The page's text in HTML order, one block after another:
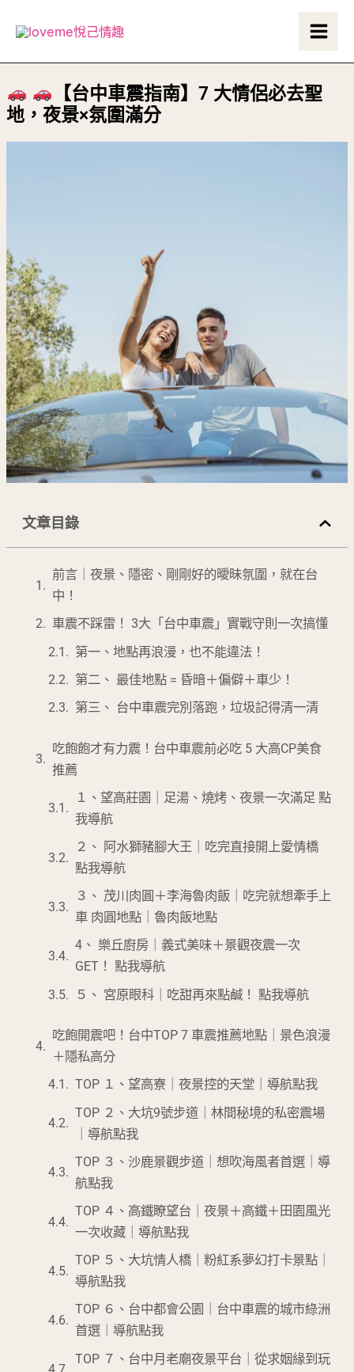
內
容
【台中車震指南】7 大情侶必去聖
地，夜景×氛圍滿分
文章目錄
前言｜夜景、隱密、剛剛好的曖昧氛圍，就在台
中！
車震不踩雷！ 3大「台中車震」實戰守則一次搞懂
第一、地點再浪漫，也不能違法！
第二、 最佳地點 = 昏暗＋偏僻＋車少！
第三、 台中車震完別落跑，垃圾記得清一清
吃飽飽才有力震！台中車震前必吃 5 大高CP美食
推薦
１、望高莊園｜足湯、燒烤、夜景一次滿足 點
我導航
２、 阿水獅豬腳大王｜吃完直接開上愛情橋
點我導航
３、 茂川肉圓＋李海魯肉飯｜吃完就想牽手上
車 肉圓地點｜魯肉飯地點
4、 樂丘廚房｜義式美味＋景觀夜震一次
GET！ 點我導航
５、 宮原眼科｜吃甜再來點鹹！ 點我導航
吃飽開震吧！台中TOP 7 車震推薦地點｜景色浪漫
＋隱私高分
TOP １、望高寮｜夜景控的天堂｜導航點我
TOP ２、大坑9號步道｜林間秘境的私密震場
｜導航點我
TOP ３、沙鹿景觀步道｜想吹海風者首選｜導
航點我
TOP ４、高鐵瞭望台｜夜景＋高鐵＋田園風光
一次收藏｜導航點我
TOP ５、大坑情人橋｜粉紅系夢幻打卡景點｜
導航點我
TOP ６、台中都會公園｜台中車震的城市綠洲
首選｜導航點我
TOP ７、台中月老廟夜景平台｜從求姻緣到玩